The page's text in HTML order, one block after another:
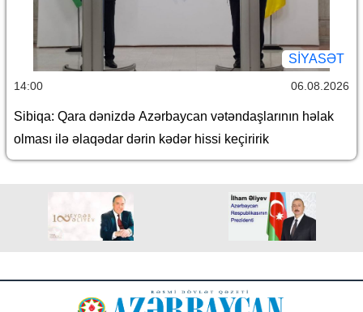
SİYASƏT
14:00 06.08.2026
Sibiqa: Qara dənizdə Azərbaycan vətəndaşlarının həlak
olması ilə əlaqədar dərin kədər hissi keçiririk